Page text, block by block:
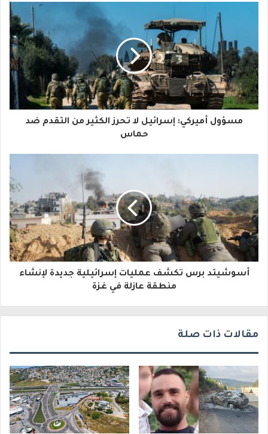
ي
د
ك
ا
إ
ك
ت
ر
و
مسؤول أميركي: إسرائيل لا تحرز الكثير من التقدم ضد
حماس
أسوشيتد برس تكشف عمليات إسرائيلية جديدة لإنشاء
منطقة عازلة في غزة
مقالات ذات صلة